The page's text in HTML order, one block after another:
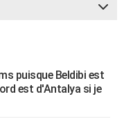
puisque Beldibi est
est d'Antalya si je